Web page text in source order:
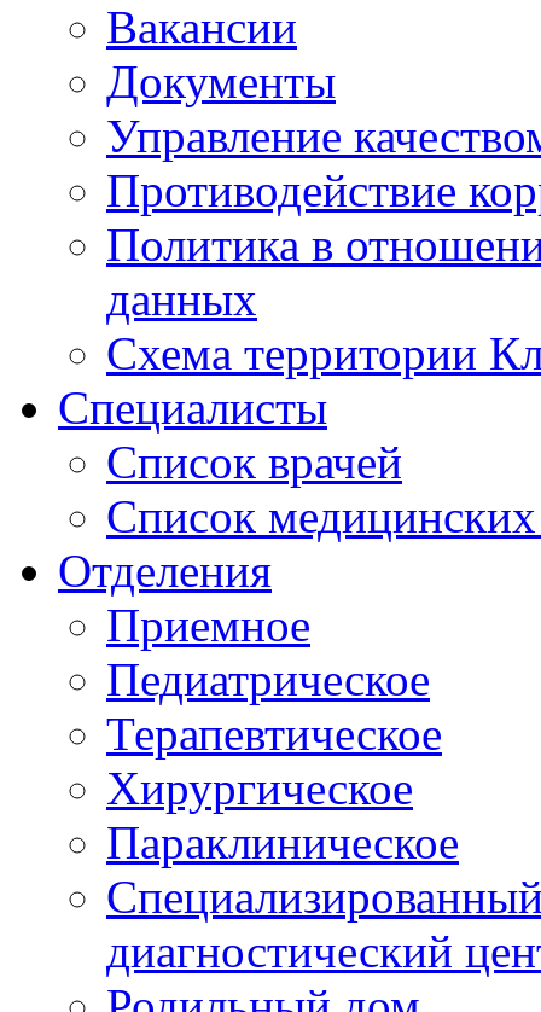
Вакансии
Документы
Управление
Противодействие
Политика в
данных
Схема территории
Специалисты
Список врачей
Список медицинских
Отделения
Приемное
Педиатрическое
Терапевтическое
Хирургическое
Параклиническое
диагностический